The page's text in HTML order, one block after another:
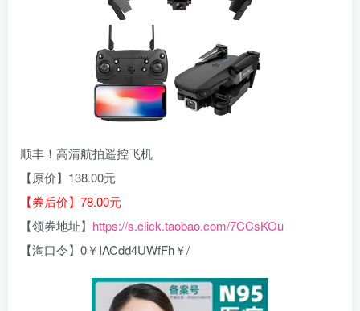
顺丰！高清航拍遥控飞机
【原价】138.00元
【券后价】78.00元
【领券地址】 https://s.click.taobao.com/7CCsKOu
【淘口令】0￥IACdd4UWfFh￥/